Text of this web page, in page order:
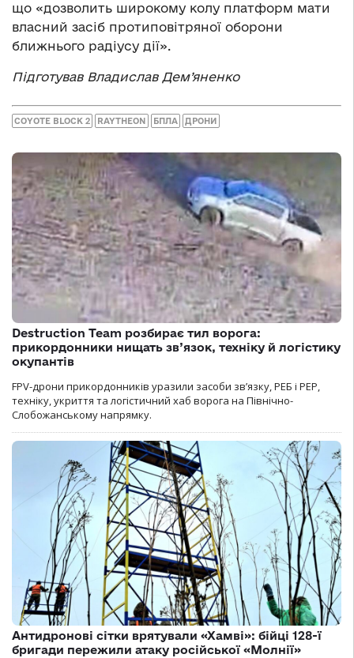
що «дозволить широкому колу платформ мати
власний засіб протиповітряної оборони
ближнього радіусу дії».
Підготував Владислав Дем’яненко
COYOTE BLOCK 2 RAYTHEON БПЛА ДРОНИ
Destruction Team розбирає тил ворога:
прикордонники нищать зв’язок, техніку й логістику
окупантів
FPV-дрони прикордонників уразили засоби зв’язку, РЕБ і РЕР,
техніку, укриття та логістичний хаб ворога на Північно-
Слобожанському напрямку.
Антидронові сітки врятували «Хамві»: бійці 128-ї
бригади пережили атаку російської «Молнії»